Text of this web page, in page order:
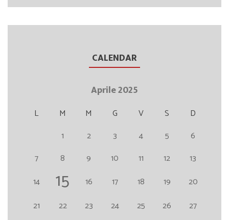
CALENDAR
Aprile 2025
L M M G V S
D
1
2 3 4 5
6
7
8 9 10 11 12
13
14
15 16 17 18 19
20
21
22 23 24 25 26
27